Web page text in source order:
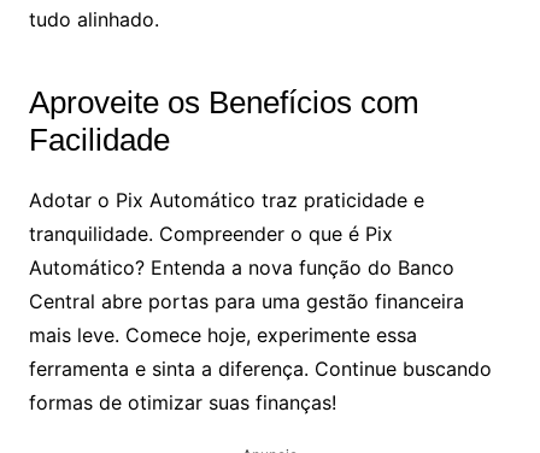
tudo alinhado.
Aproveite os Benefícios com
Facilidade
Adotar o Pix Automático traz praticidade e
tranquilidade. Compreender o que é Pix
Automático? Entenda a nova função do Banco
Central abre portas para uma gestão financeira
mais leve. Comece hoje, experimente essa
ferramenta e sinta a diferença. Continue buscando
formas de otimizar suas finanças!